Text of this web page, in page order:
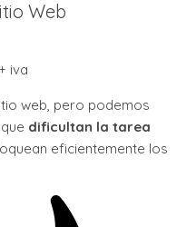
Web
iva
web, pero podemos
dificultan la tarea
eficientemente los